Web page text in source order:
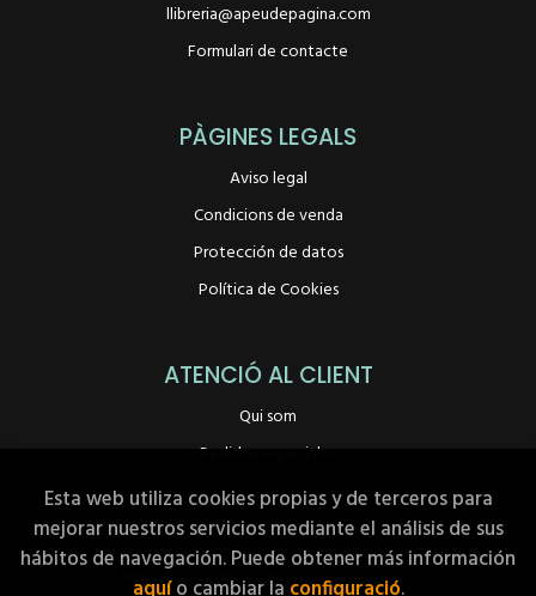
llibreria@apeudepagina.com
Formulari de contacte
PÀGINES LEGALS
Aviso legal
Condicions de venda
Protección de datos
Política de Cookies
ATENCIÓ AL CLIENT
Qui som
Pedidos especiales
Llibreria A Peu de Pàgina . Tots els Drets Reservats |
Esta web utiliza cookies propias y de terceros para
mejorar nuestros servicios mediante el análisis de sus
hábitos de navegación. Puede obtener más información
aquío cambiar la configuració.